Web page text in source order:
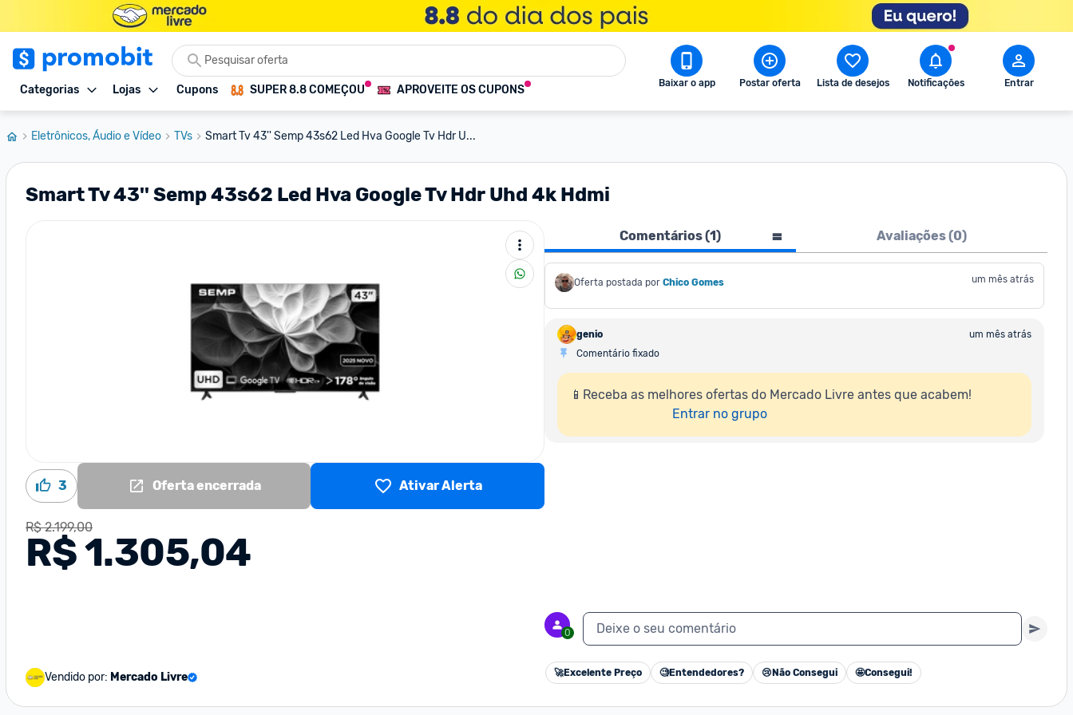
Categorias Lojas Cupons SUPER 8.8 COMEÇOU APROVEITE OS CUPONS Baixar o app Postar oferta Lista de desejos Notificações Entrar
Eletrônicos, Áudio e Vídeo TVs Smart Tv 43'' Semp 43s62 Led Hva Google Tv Hdr U...
Smart Tv 43'' Semp 43s62 Led Hva Google Tv Hdr Uhd 4k Hdmi
3 Oferta encerrada Ativar Alerta
R$ 2.199,00
R$ 1.305,04
Vendido por: Mercado Livre
Comentários (1) Avaliações (0)
Oferta postada por Chico Gomes um mês atrás
genio
um mês atrás
Comentário fixado
📱Receba as melhores ofertas do Mercado Livre antes que acabem!
Entrar no grupo
0 Deixe o seu comentário
🚀Excelente Preço 🧐Entendedores? 😢 Não Consegui 🤩Consegui!